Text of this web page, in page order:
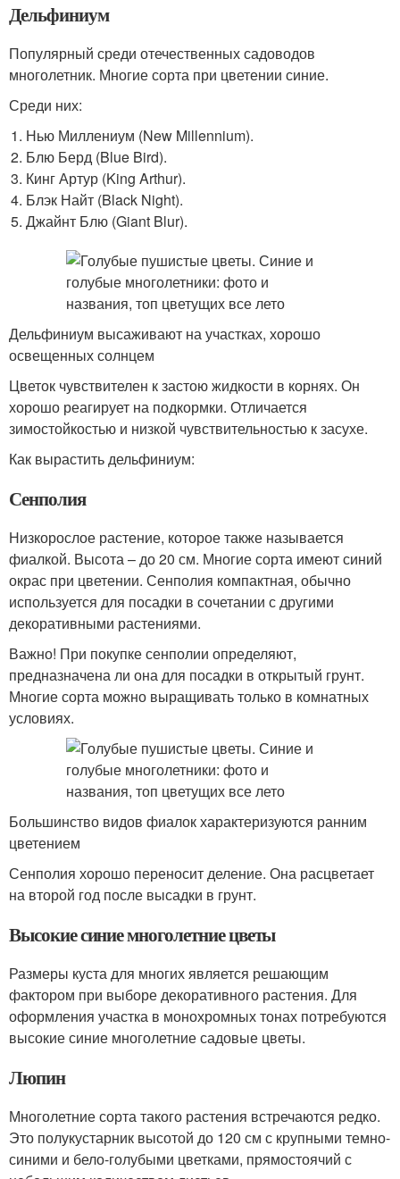
Дельфиниум
Популярный среди отечественных садоводов
многолетник. Многие сорта при цветении синие.
Среди них:
Нью Миллениум (New Millennium).
Блю Берд (Blue Bird).
Кинг Артур (King Arthur).
Блэк Найт (Black Night).
Джайнт Блю (Giant Blur).
Дельфиниум высаживают на участках, хорошо
освещенных солнцем
Цветок чувствителен к застою жидкости в корнях. Он
хорошо реагирует на подкормки. Отличается
зимостойкостью и низкой чувствительностью к засухе.
Как вырастить дельфиниум:
Сенполия
Низкорослое растение, которое также называется
фиалкой. Высота – до 20 см. Многие сорта имеют синий
окрас при цветении. Сенполия компактная, обычно
используется для посадки в сочетании с другими
декоративными растениями.
Важно! При покупке сенполии определяют,
предназначена ли она для посадки в открытый грунт.
Многие сорта можно выращивать только в комнатных
условиях.
Большинство видов фиалок характеризуются ранним
цветением
Сенполия хорошо переносит деление. Она расцветает
на второй год после высадки в грунт.
Высокие синие многолетние цветы
Размеры куста для многих является решающим
фактором при выборе декоративного растения. Для
оформления участка в монохромных тонах потребуются
высокие синие многолетние садовые цветы.
Люпин
Многолетние сорта такого растения встречаются редко.
Это полукустарник высотой до 120 см с крупными темно-
синими и бело-голубыми цветками, прямостоячий с